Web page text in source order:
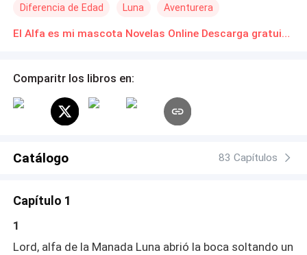
graduada de veterinaria que no recuerda su pasado llega
a un pueblo, donde encuentra a un lobo enorme en la
saber que ahora... el alfa es su mascota... su mate.
Diferencia de Edad Luna Aventurera
El Alfa es mi mascota Novelas Online Descarga gratuita de PDF
Comparitr los libros en:
Catálogo 83 Capítulos
Capítulo 1
1
Lord, alfa de la Manada Luna abrió la boca soltando un